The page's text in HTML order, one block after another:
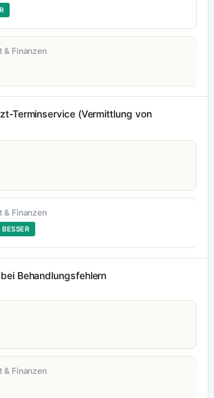
& Finanzen
Terminservice (Vermittlung von
& Finanzen
Behandlungsfehlern
& Finanzen